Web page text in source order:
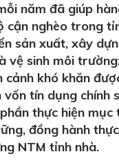
năm đã giúp
cận nghèo trong
sản xuất, xây
vệ sinh môi
cảnh khó khăn
vốn tín dụng chính
thực hiện mục
đồng hành
NTM tỉnh nhà.